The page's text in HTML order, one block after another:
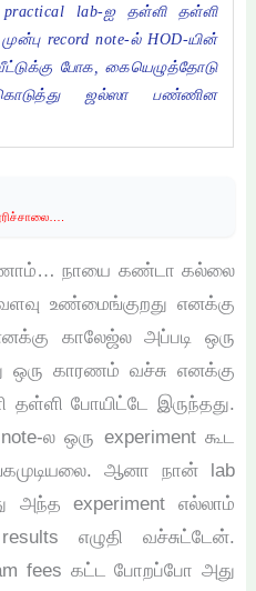
lab-ஐ தள்ளி தள்ளி
record note-ல் HOD-யின்
போக, கையெழுத்தோடு
ஜல்ஸா பண்ணின
நாயை கண்டா கல்லை
உண்மைங்குறது எனக்கு
காலேஜ்ல அப்படி ஒரு
ஒரு காரணம் வச்சு எனக்கு
தள்ளி போயிட்டே இருந்தது.
ல ஒரு experiment கூட
ஆனா நான் lab
அந்த experiment எல்லாம்
எழுதி வச்சுட்டேன்.
fees கட்ட போறப்போ அது